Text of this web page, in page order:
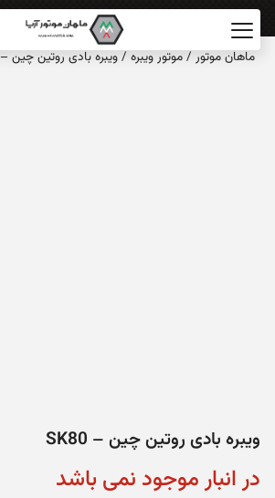
ماهان‌ موتور /موتور ویبره/ویبره بادی روتین چین – SK80
ویبره بادی روتین چین – SK80
در انبار موجود نمی باشد